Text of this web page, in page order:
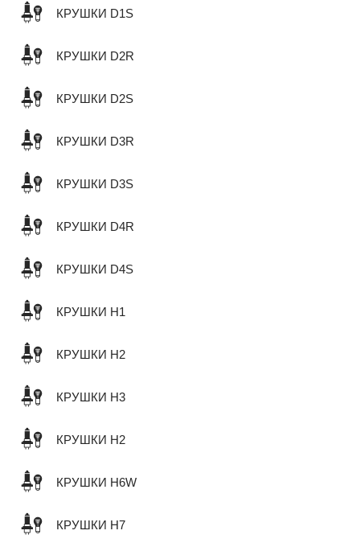
КРУШКИ D1S
КРУШКИ D2R
КРУШКИ D2S
КРУШКИ D3R
КРУШКИ D3S
КРУШКИ D4R
КРУШКИ D4S
КРУШКИ H1
КРУШКИ H2
КРУШКИ H3
КРУШКИ H2
КРУШКИ H6W
КРУШКИ H7